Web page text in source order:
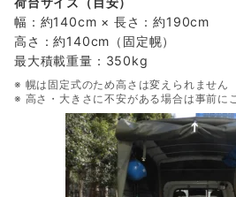
幅：約140cm × 長さ：約190cm
高さ：約140cm（固定幌）
最大積載重量：350kg
※ 幌は固定式のため高さは変えられません
※ 高さ・大きさに不安がある場合は事前に